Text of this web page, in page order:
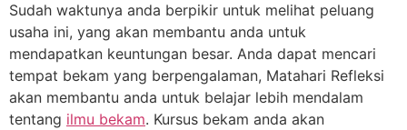
Sudah waktunya anda berpikir untuk melihat peluang
usaha ini, yang akan membantu anda untuk
mendapatkan keuntungan besar. Anda dapat mencari
tempat bekam yang berpengalaman, Matahari Refleksi
akan membantu anda untuk belajar lebih mendalam
tentang ilmu bekam. Kursus bekam anda akan